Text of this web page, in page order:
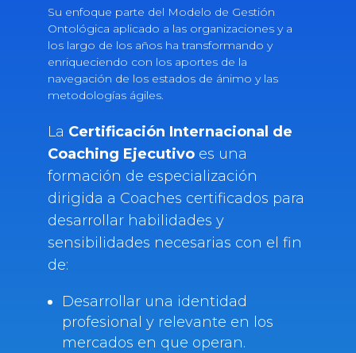
Su enfoque parte del Modelo de Gestión
Ontológica aplicado a las organizaciones y a
los largo de los años ha transformando y
enriqueciendo con los aportes de la
navegación de los estados de ánimo y las
metodologías ágiles.
La Certificación Internacional de
Coaching Ejecutivo es una
formación de especialización
dirigida a Coaches certificados para
desarrollar habilidades y
sensibilidades necesarias con el fin
de:
Desarrollar una identidad
profesional y relevante en los
mercados en que operan.